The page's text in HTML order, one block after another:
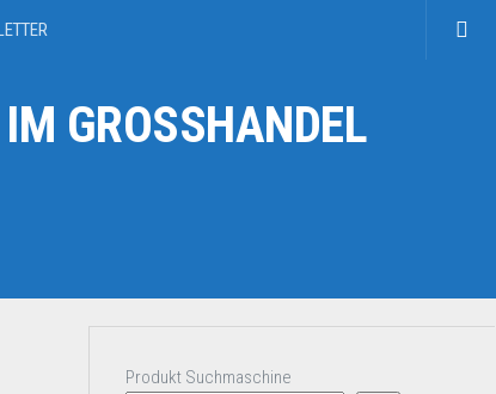
GROSSHANDEL
Produkt Suchmaschine